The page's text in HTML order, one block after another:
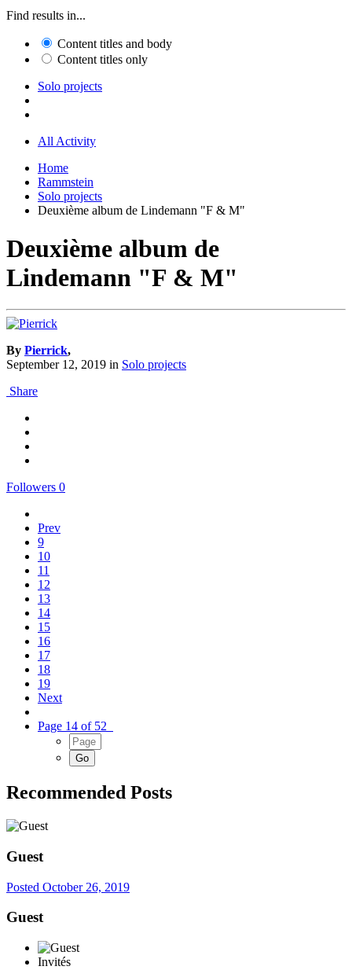
Find results in...
Content titles and body
Content titles only
Solo projects
All Activity
Home
Rammstein
Solo projects
Deuxième album de Lindemann "F & M"
Deuxième album de
Lindemann "F & M"
By Pierrick,
September 12, 2019 in Solo projects
Share
Followers 0
Prev
9
10
11
12
13
14
15
16
17
18
19
Next
Page 14 of 52
Recommended Posts
Guest
Posted October 26, 2019
Guest
Invités